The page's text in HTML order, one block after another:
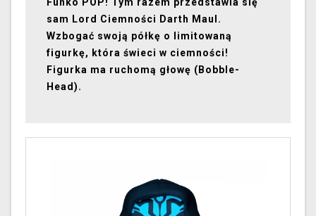
Funko POP! Tym razem przedstawia się
sam Lord Ciemności Darth Maul.
Wzbogać swoją półkę o limitowaną
figurkę, która świeci w ciemności!
Figurka ma ruchomą głowę (Bobble-
Head).